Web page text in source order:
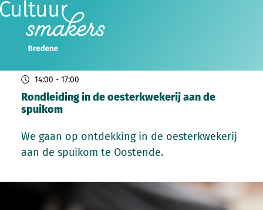
za
05
sep
2026
14:00 - 17:00
Rondleiding in de oesterkwekerij aan de
spuikom
We gaan op ontdekking in de oesterkwekerij
aan de spuikom te Oostende.